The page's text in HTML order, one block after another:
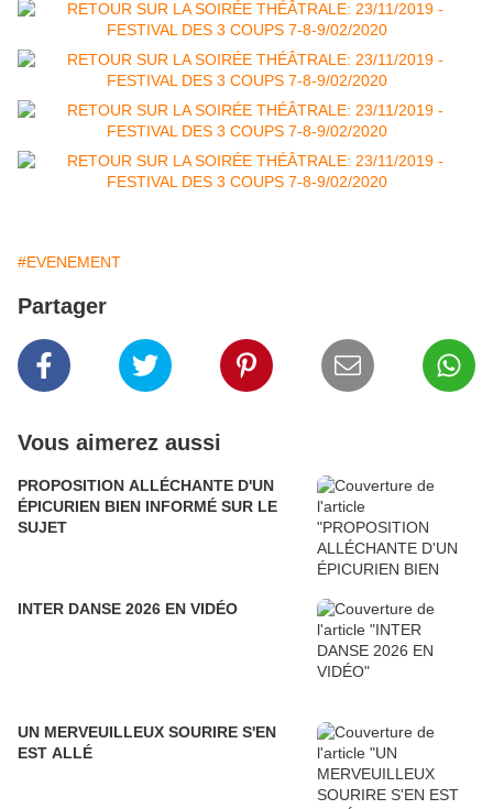
#EVENEMENT
Partager
Vous aimerez aussi
PROPOSITION ALLÉCHANTE D'UN
ÉPICURIEN BIEN INFORMÉ SUR LE
SUJET
INTER DANSE 2026 EN VIDÉO
UN MERVEUILLEUX SOURIRE S'EN
EST ALLÉ